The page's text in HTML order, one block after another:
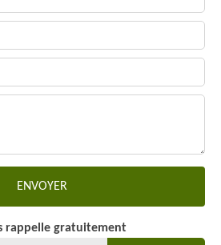
rappelle gratuitement